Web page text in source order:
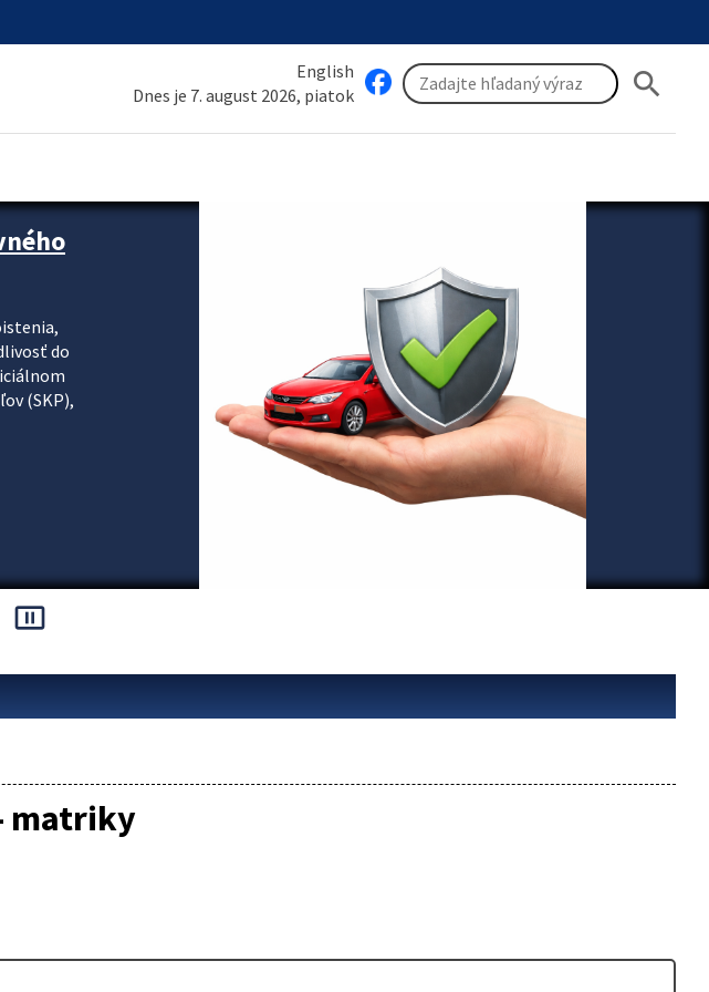
English
Dnes je 7. august 2026, piatok
search
do
(SKP),
pause_presentation
matriky